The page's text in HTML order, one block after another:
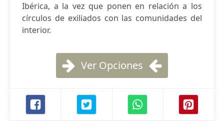
Ibérica, a la vez que ponen en relación a los
círculos de exiliados con las comunidades del
interior.
Ver Opciones